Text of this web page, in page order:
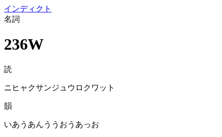
インディクト
名詞
236W
読
ニヒャクサンジュウロクワット
韻
いあうあんううおうあっお